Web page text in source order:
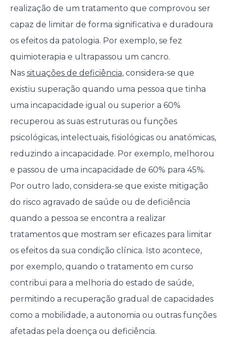
realização de um tratamento que comprovou ser
capaz de limitar de forma significativa e duradoura
os efeitos da patologia. Por exemplo, se fez
quimioterapia e ultrapassou um cancro.
Nas situações de deficiência, considera-se que
existiu superação quando uma pessoa que tinha
uma incapacidade igual ou superior a 60%
recuperou as suas estruturas ou funções
psicológicas, intelectuais, fisiológicas ou anatómicas,
reduzindo a incapacidade. Por exemplo, melhorou
e passou de uma incapacidade de 60% para 45%.
Por outro lado, considera-se que existe mitigação
do risco agravado de saúde ou de deficiência
quando a pessoa se encontra a realizar
tratamentos que mostram ser eficazes para limitar
os efeitos da sua condição clínica. Isto acontece,
por exemplo, quando o tratamento em curso
contribui para a melhoria do estado de saúde,
permitindo a recuperação gradual de capacidades
como a mobilidade, a autonomia ou outras funções
afetadas pela doença ou deficiência.